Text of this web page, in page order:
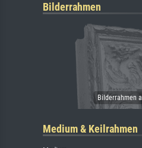
Bilderrahmen
Medium & Keilrahmen